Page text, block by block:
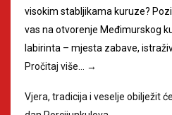
visokim stabljikama kuruze?
vas na otvorenje Međimurskog
labirinta – mjesta zabave,
Pročitaj više… →
Vjera, tradicija i veselje obilježit